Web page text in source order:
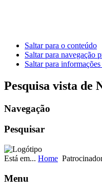
Saltar para o conteúdo
Saltar para navegação
Saltar para
Pesquisa vista de
Navegação
Pesquisar
Está em... Home
Menu